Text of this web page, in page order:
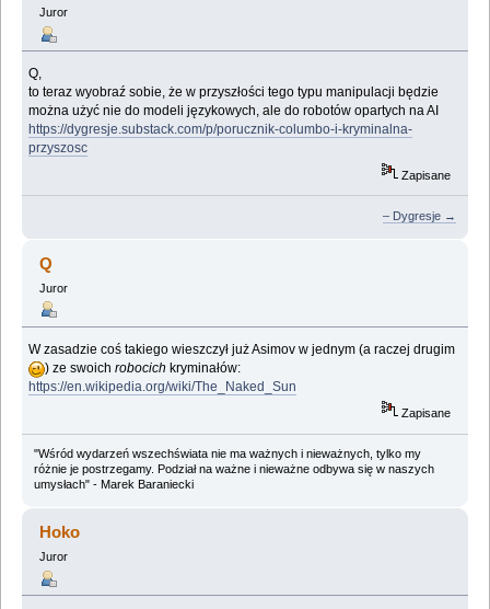
Juror
Q,
to teraz wyobraź sobie, że w przyszłości tego typu manipulacji będzie
można użyć nie do modeli językowych, ale do robotów opartych na AI
https://dygresje.substack.com/p/porucznik-columbo-i-kryminalna-
przyszosc
Zapisane
– Dygresje →
Q
Juror
W zasadzie coś takiego wieszczył już Asimov w jednym (a raczej drugim
) ze swoichrobocich kryminałów:
https://en.wikipedia.org/wiki/The_Naked_Sun
Zapisane
"Wśród wydarzeń wszechświata nie ma ważnych i nieważnych, tylko my
różnie je postrzegamy. Podział na ważne i nieważne odbywa się w naszych
umysłach" - Marek Baraniecki
Hoko
Juror